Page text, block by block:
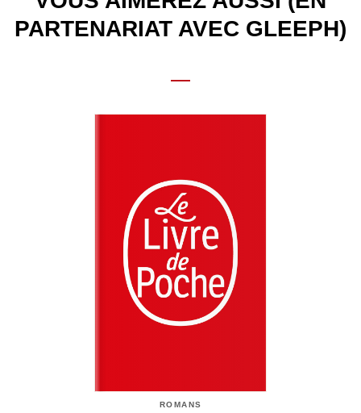
PARTENARIAT AVEC GLEEPH)
ROMANS